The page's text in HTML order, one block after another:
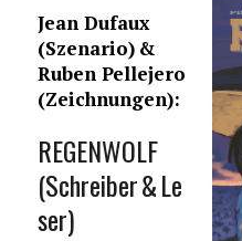
Jean Dufaux
(Szenario) &
Ruben Pellejero
(Zeichnungen):
REGENWOLF
(Schreiber & Le
ser)